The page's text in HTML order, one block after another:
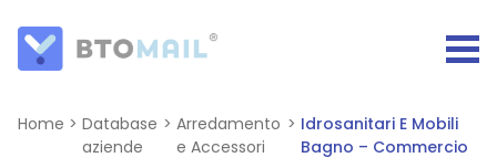
Home > Database
aziende
> Arredamento
e Accessori
> Idrosanitari E Mobili
Bagno – Commercio